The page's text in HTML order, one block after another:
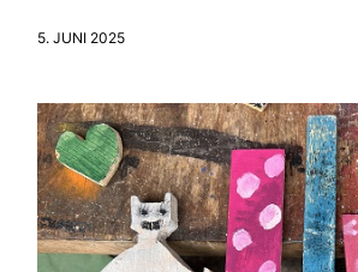
5. JUNI 2025